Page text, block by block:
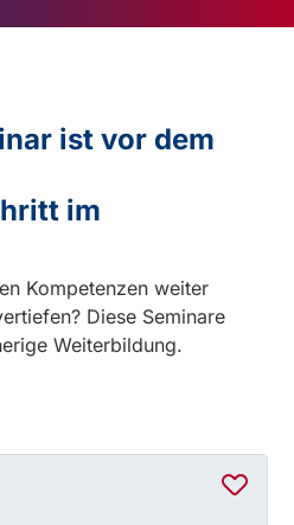
ist vor dem
im
Kompetenzen weiter
Diese Seminare
Weiterbildung.